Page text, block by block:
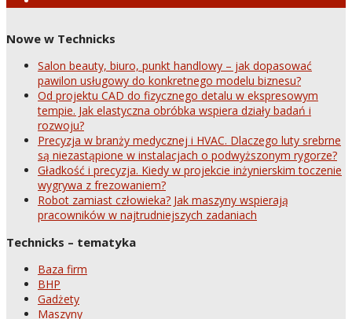
Nowe w Technicks
Salon beauty, biuro, punkt handlowy – jak dopasować
pawilon usługowy do konkretnego modelu biznesu?
Od projektu CAD do fizycznego detalu w ekspresowym
tempie. Jak elastyczna obróbka wspiera działy badań i
rozwoju?
Precyzja w branży medycznej i HVAC. Dlaczego luty srebrne
są niezastąpione w instalacjach o podwyższonym rygorze?
Gładkość i precyzja. Kiedy w projekcie inżynierskim toczenie
wygrywa z frezowaniem?
Robot zamiast człowieka? Jak maszyny wspierają
pracowników w najtrudniejszych zadaniach
Technicks – tematyka
Baza firm
BHP
Gadżety
Maszyny